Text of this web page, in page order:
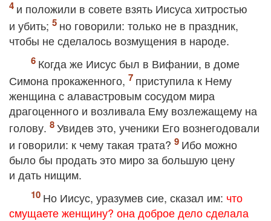
и положили в совете взять Иисуса хитростью
и убить;
но говорили: только не в праздник,
чтобы не сделалось возмущения в народе.
Когда же Иисус был в Вифании, в доме
Симона прокаженного,
приступила к Нему
женщина с алавастровым сосудом мира
драгоценного и возливала Ему возлежащему на
голову.
Увидев это, ученики Его вознегодовали
и говорили: к чему такая трата?
Ибо можно
было бы продать это миро за большую цену
и дать нищим.
Но Иисус, уразумев сие, сказал им: что
смущаете женщину? она доброе дело сделала